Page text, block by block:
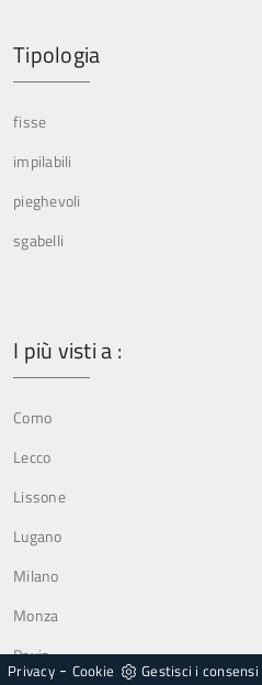
Tipologia
fisse
impilabili
pieghevoli
sgabelli
I più visti a :
Como
Lecco
Lissone
Lugano
Milano
Monza
Pavia
Privacy- Cookie Gestisci i consensi